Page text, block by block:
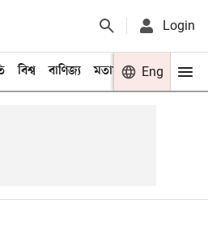
Login
বিশ্ব বাণিজ্য মতামত খেলা
Eng